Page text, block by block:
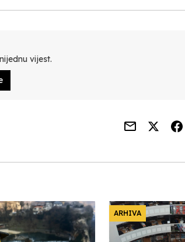
vijest.
ARHIVA